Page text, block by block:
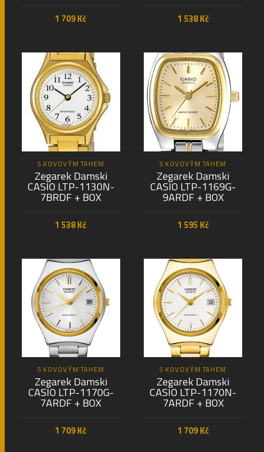
1 709Kč 1 538Kč
S KOVOVÝM TAHEM
Zegarek Damski
CASIO LTP-1130N-
7BRDF + BOX
1 538Kč
S KOVOVÝM TAHEM
Zegarek Damski
CASIO LTP-1169G-
9ARDF + BOX
1 595 Kč
S KOVOVÝM TAHEM
Zegarek Damski
CASIO LTP-1170G-
7ARDF + BOX
1 709Kč
S KOVOVÝM TAHEM
Zegarek Damski
CASIO LTP-1170N-
7ARDF + BOX
1 709Kč